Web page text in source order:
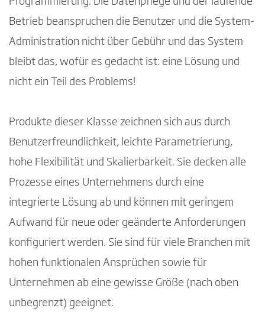
Betrieb beanspruchen die Benutzer und die System-
Administration nicht über Gebühr und das System
bleibt das, wofür es gedacht ist: eine Lösung und
nicht ein Teil des Problems!
Produkte dieser Klasse zeichnen sich aus durch
Benutzerfreundlichkeit, leichte Parametrierung,
hohe Flexibilität und Skalierbarkeit. Sie decken alle
Prozesse eines Unternehmens durch eine
integrierte Lösung ab und können mit geringem
Aufwand für neue oder geänderte Anforderungen
konfiguriert werden. Sie sind für viele Branchen mit
hohen funktionalen Ansprüchen sowie für
Unternehmen ab eine gewisse Größe (nach oben
unbegrenzt) geeignet.